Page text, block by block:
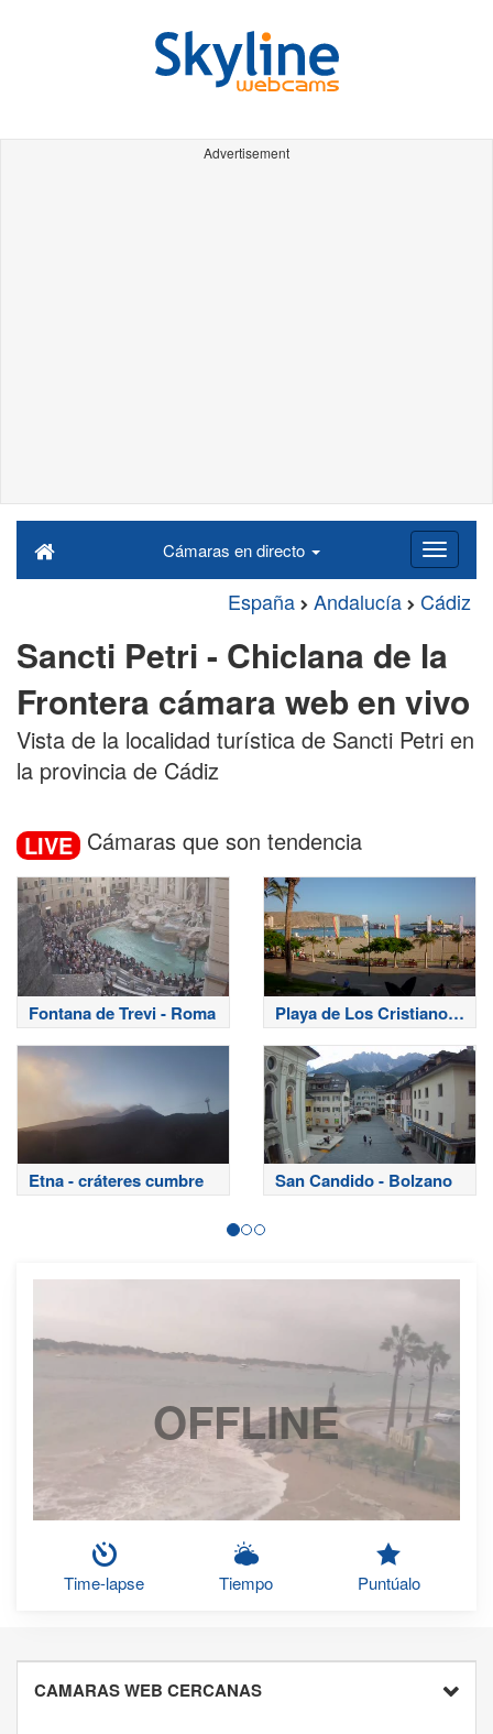
Advertisement
Cámaras en directo
España Andalucía Cádiz
Sancti Petri - Chiclana de la
Frontera cámara web en vivo
Vista de la localidad turística de Sancti Petri en
la provincia de Cádiz
LIVE Cámaras que son tendencia
Fontana de Trevi - Roma
Playa de Los Cristianos
- Tenerife
Etna - cráteres cumbre San Candido - Bolzano
OFFLINE
Time-lapse Tiempo Puntúalo
CAMARAS WEB CERCANAS